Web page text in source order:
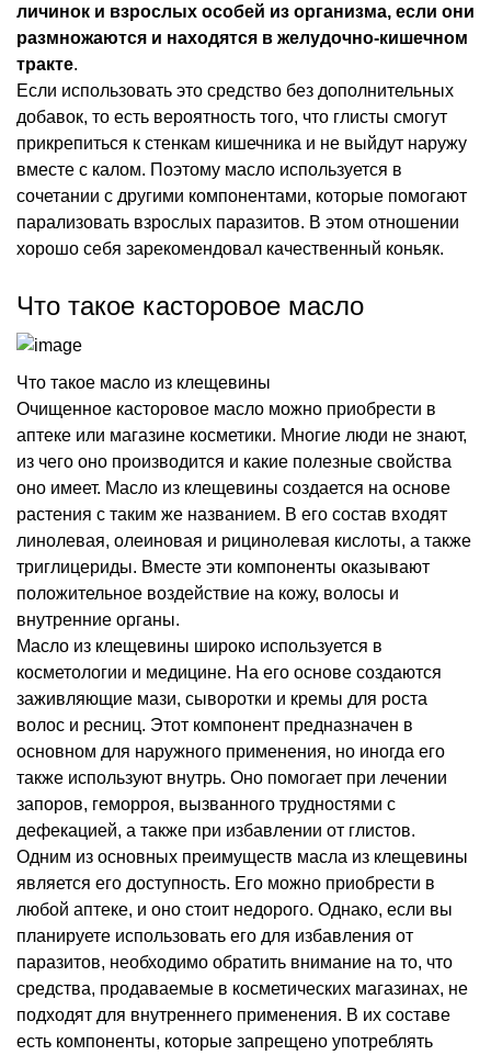
личинок и взрослых особей из организма, если они
размножаются и находятся в желудочно-кишечном
тракте.
Если использовать это средство без дополнительных
добавок, то есть вероятность того, что глисты смогут
прикрепиться к стенкам кишечника и не выйдут наружу
вместе с калом. Поэтому масло используется в
сочетании с другими компонентами, которые помогают
парализовать взрослых паразитов. В этом отношении
хорошо себя зарекомендовал качественный коньяк.
Что такое касторовое масло
Что такое масло из клещевины
Очищенное касторовое масло можно приобрести в
аптеке или магазине косметики. Многие люди не знают,
из чего оно производится и какие полезные свойства
оно имеет. Масло из клещевины создается на основе
растения с таким же названием. В его состав входят
линолевая, олеиновая и рицинолевая кислоты, а также
триглицериды. Вместе эти компоненты оказывают
положительное воздействие на кожу, волосы и
внутренние органы.
Масло из клещевины широко используется в
косметологии и медицине. На его основе создаются
заживляющие мази, сыворотки и кремы для роста
волос и ресниц. Этот компонент предназначен в
основном для наружного применения, но иногда его
также используют внутрь. Оно помогает при лечении
запоров, геморроя, вызванного трудностями с
дефекацией, а также при избавлении от глистов.
Одним из основных преимуществ масла из клещевины
является его доступность. Его можно приобрести в
любой аптеке, и оно стоит недорого. Однако, если вы
планируете использовать его для избавления от
паразитов, необходимо обратить внимание на то, что
средства, продаваемые в косметических магазинах, не
подходят для внутреннего применения. В их составе
есть компоненты, которые запрещено употреблять